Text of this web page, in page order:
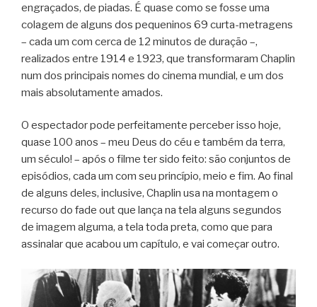
engraçados, de piadas. É quase como se fosse uma
colagem de alguns dos pequeninos 69 curta-metragens
– cada um com cerca de 12 minutos de duração –,
realizados entre 1914 e 1923, que transformaram Chaplin
num dos principais nomes do cinema mundial, e um dos
mais absolutamente amados.
O espectador pode perfeitamente perceber isso hoje,
quase 100 anos – meu Deus do céu e também da terra,
um século! – após o filme ter sido feito: são conjuntos de
episódios, cada um com seu princípio, meio e fim. Ao final
de alguns deles, inclusive, Chaplin usa na montagem o
recurso do fade out que lança na tela alguns segundos
de imagem alguma, a tela toda preta, como que para
assinalar que acabou um capítulo, e vai começar outro.